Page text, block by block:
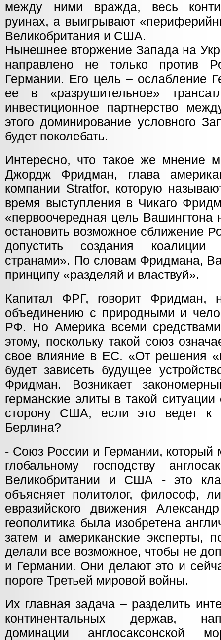
между ними вражда, весь
руинах, а выигрывают
Великобритания и США.
Нынешнее вторжение Запада на
направлено не только против
Германии. Его цель – ослабление
ее в «разрушительное»
инвестиционное партнерство
этого доминирование условного
будет поколебать.
Интересно, что такое же мнение
Джордж Фридман, глава
компании Stratfor, которую
время выступления в Чикаго
«первоочередная цель Вашингтона
остановить возможное сближение
допустить создания
странами». По словам Фридмана,
принципу «разделяй и властвуй».
Капитал ФРГ, говорит Фридман,
объединению с природными и
РФ. Но Америка всеми
этому, поскольку такой союз
свое влияние в ЕС. «От решения
будет зависеть будущее
Фридман. Возникает
германские элиты в такой
сторону США, если это ведет к
Берлина?
- Союз России и Германии, который
глобальному господству
Великобритании и США - это
объясняет политолог, философ,
евразийского движения
геополитика была изобретена
затем и американские эксперты,
делали все возможное, чтобы не
и Германии. Они делают это и
пороге Третьей мировой войны.
Их главная задача – разделить
континентальных держав,
доминации англосаксонской